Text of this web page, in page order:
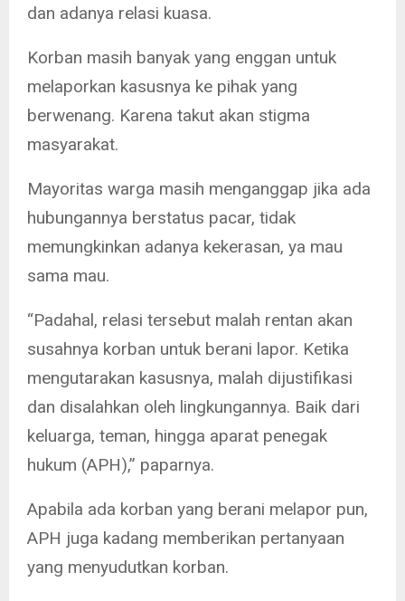
dan adanya relasi kuasa.
Korban masih banyak yang enggan untuk
melaporkan kasusnya ke pihak yang
berwenang. Karena takut akan stigma
masyarakat.
Mayoritas warga masih menganggap jika ada
hubungannya berstatus pacar, tidak
memungkinkan adanya kekerasan, ya mau
sama mau.
“Padahal, relasi tersebut malah rentan akan
susahnya korban untuk berani lapor. Ketika
mengutarakan kasusnya, malah dijustifikasi
dan disalahkan oleh lingkungannya. Baik dari
keluarga, teman, hingga aparat penegak
hukum (APH),” paparnya.
Apabila ada korban yang berani melapor pun,
APH juga kadang memberikan pertanyaan
yang menyudutkan korban.